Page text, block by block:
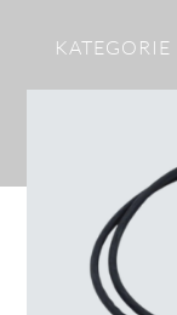
KATEGORIE